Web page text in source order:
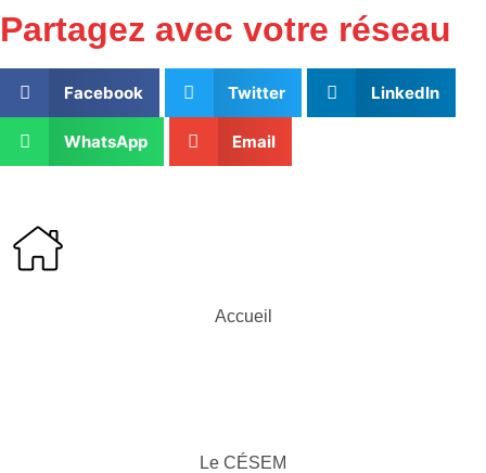
Partagez avec votre réseau
Facebook Twitter LinkedIn
WhatsApp Email
Accueil
Le CÉSEM